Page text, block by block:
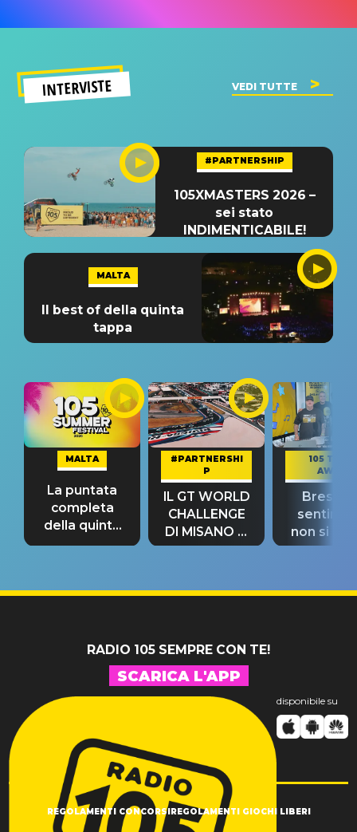
INTERVISTE VEDI TUTTE
#PARTNERSHIP
105XMASTERS 2026 –
sei stato
INDIMENTICABILE!
MALTA
Il best of della quinta
tappa
MALTA
La puntata
completa
della quinta
tappa
#PARTNERSHI
P
IL GT WORLD
CHALLENGE
DI MISANO si
riconferma
105 TAKE
AWAY
Bresh:
non si
fino alla
RADIO 105 SEMPRE CON TE!
SCARICA L'APP
disponibile su
REGOLAMENTI CONCORSIREGOLAMENTI GIOCHI LIBERI